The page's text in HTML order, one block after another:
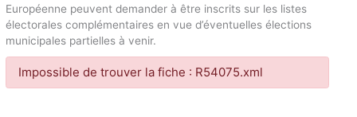
Européenne peuvent demander à être inscrits sur les listes
électorales complémentaires en vue d’éventuelles élections
municipales partielles à venir.
Impossible de trouver la fiche : R54075.xml